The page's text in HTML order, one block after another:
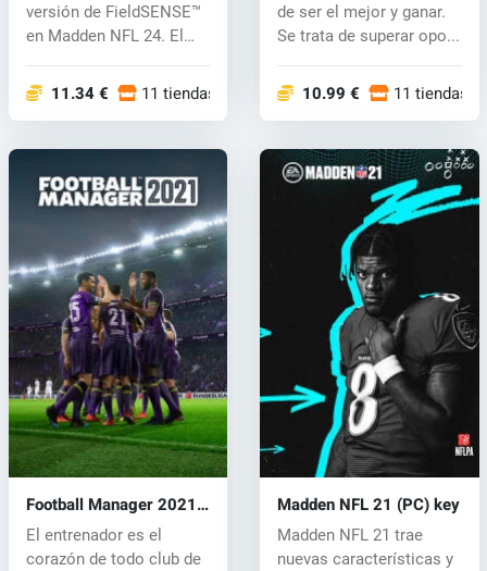
versión de FieldSENSE™
en Madden NFL 24. El
11.34 € 11 tiendas
de ser el mejor y ganar.
Se trata de superar opo...
10.99 € 11 tiendas
Football Manager 2021
(PC) key
El entrenador es el
corazón de todo club de
Madden NFL 21 (PC) key
Madden NFL 21 trae
nuevas características y